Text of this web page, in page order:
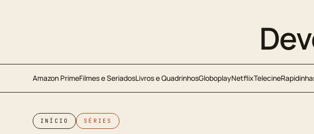
Amazon PrimeFilmes e SeriadosLivros e QuadrinhosGloboplayNetflixTelecine
INÍCIO SÉRIES